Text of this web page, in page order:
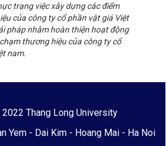
trạng việc xây dựng các điểm
của công ty cổ phần vật giá Việt
pháp nhằm hoàn thiện hoạt động
thương hiệu của công ty cổ
nam.
Thang Long University
Yem - Dai Kim - Hoang Mai - Ha Noi